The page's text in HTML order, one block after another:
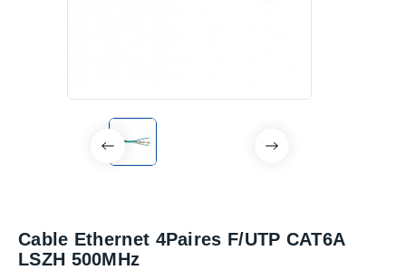
Cable Ethernet 4Paires F/UTP CAT6A
LSZH 500MHz